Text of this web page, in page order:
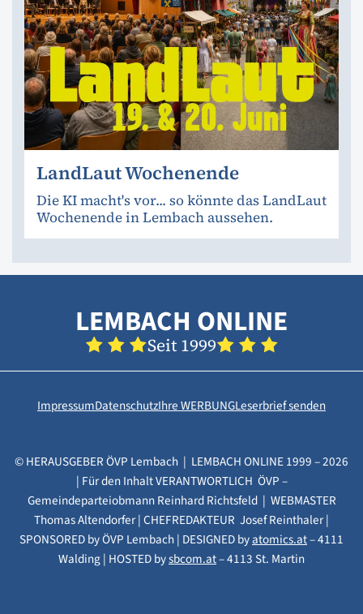
LandLaut Wochenende
Die KI macht's vor... so könnte das LandLaut
Wochenende in Lembach aussehen.
LEMBACH ONLINE
Seit 1999
ImpressumDatenschutzIhre WERBUNGLeserbrief senden
© HERAUSGEBER ÖVP Lembach | LEMBACH ONLINE 1999 – 2026
| Für den Inhalt VERANTWORTLICH ÖVP –
Gemeindeparteiobmann Reinhard Richtsfeld | WEBMASTER
Thomas Altendorfer | CHEFREDAKTEUR Josef Reinthaler |
SPONSORED by ÖVP Lembach | DESIGNED byatomics.at– 4111
Walding | HOSTED bysbcom.at– 4113 St. Martin